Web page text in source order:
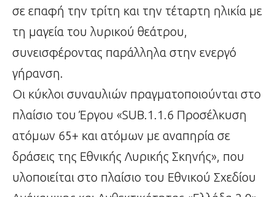
σε επαφή την τρίτη και την τέταρτη ηλικία με
τη μαγεία του λυρικού θεάτρου,
συνεισφέροντας παράλληλα στην ενεργό
γήρανση.
Οι κύκλοι συναυλιών πραγματοποιούνται στο
πλαίσιο του Έργου «SUB.1.1.6 Προσέλκυση
ατόμων 65+ και ατόμων με αναπηρία σε
δράσεις της Εθνικής Λυρικής Σκηνής», που
υλοποιείται στο πλαίσιο του Εθνικού Σχεδίου